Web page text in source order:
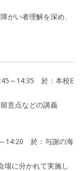
がい者理解を深め、
～14:35 於：本校E
意点などの講義
14:20 於：与謝の海
場に分かれて実施し